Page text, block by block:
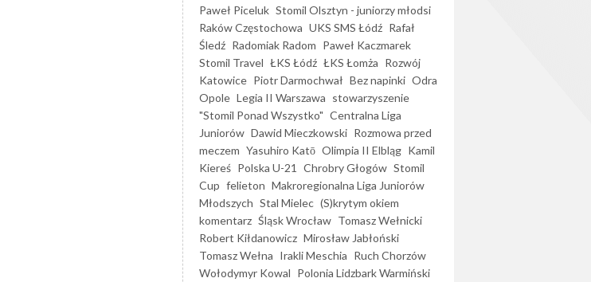
Paweł Piceluk Stomil Olsztyn - juniorzy młodsi
Raków Częstochowa UKS SMS Łódź Rafał
Śledź Radomiak Radom Paweł Kaczmarek
Stomil Travel ŁKS Łódź ŁKS Łomża Rozwój
Katowice Piotr Darmochwał Bez napinki Odra
Opole Legia II Warszawa stowarzyszenie
"Stomil Ponad Wszystko" Centralna Liga
Juniorów Dawid Mieczkowski Rozmowa przed
meczem Yasuhiro Katō Olimpia II Elbląg Kamil
Kiereś Polska U-21 Chrobry Głogów Stomil
Cup felieton Makroregionalna Liga Juniorów
Młodszych Stal Mielec (S)krytym okiem
komentarz Śląsk Wrocław Tomasz Wełnicki
Robert Kiłdanowicz Mirosław Jabłoński
Tomasz Wełna Irakli Meschia Ruch Chorzów
Wołodymyr Kowal Polonia Lidzbark Warmiński